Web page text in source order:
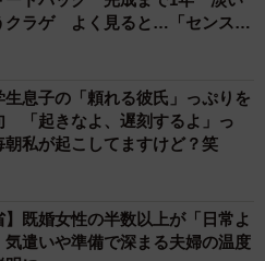
クラゲ よく見ると…「センスす
生息子の「頼れる彼氏」っぷりを
「起きなよ、遅刻するよ」っ
私が起こしてますけど？笑
】既婚女性の半数以上が「日常よ
遣いや準備で深まる夫婦の温度